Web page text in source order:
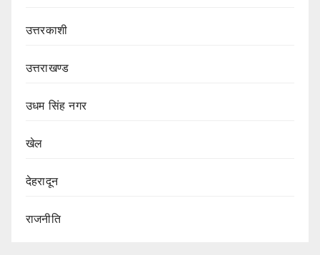
उत्तरकाशी
उत्तराखण्ड
उधम सिंह नगर
खेल
देहरादून
राजनीति